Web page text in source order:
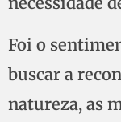
Foi o
buscar a
natureza, as